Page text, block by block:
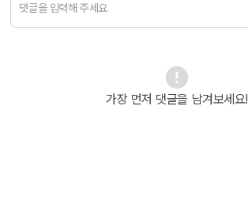
가장 먼저 댓글을 남겨보세요!